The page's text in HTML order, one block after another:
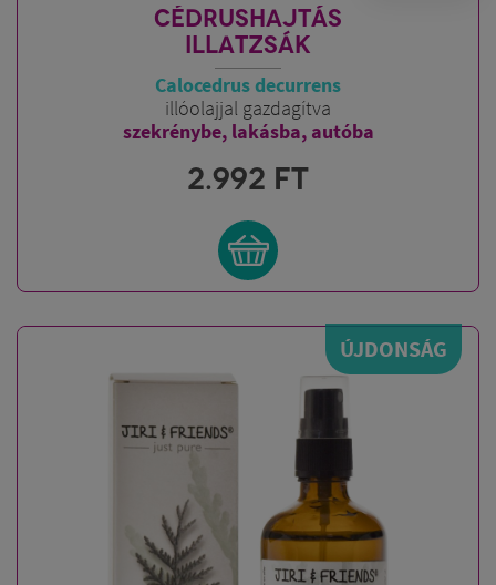
CÉDRUSHAJTÁS
ILLATZSÁK
Calocedrus decurrens
illóolajjal gazdagítva
szekrénybe, lakásba, autóba
2.992 FT
ÚJDONSÁG